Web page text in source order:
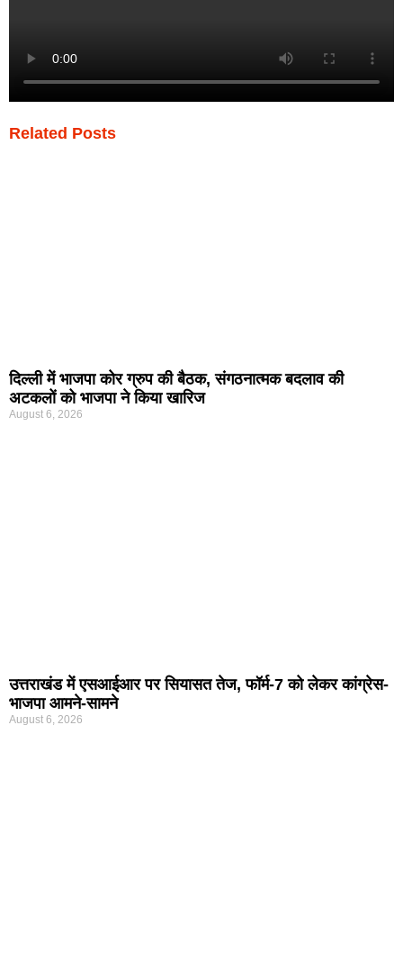
Related Posts
दिल्ली में भाजपा कोर ग्रुप की बैठक, संगठनात्मक बदलाव की
अटकलों को भाजपा ने किया खारिज
August 6, 2026
उत्तराखंड में एसआईआर पर सियासत तेज, फॉर्म-7 को लेकर कांग्रेस-
भाजपा आमने-सामने
August 6, 2026